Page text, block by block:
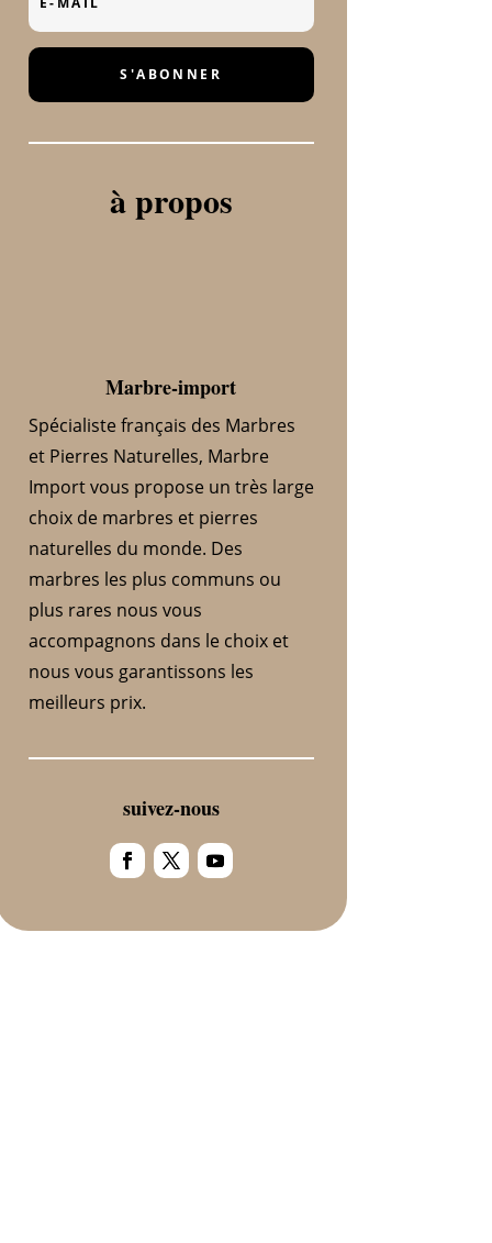
S'ABONNER
à propos
Marbre-import
Spécialiste français des Marbres
et Pierres Naturelles, Marbre
Import vous propose un très large
choix de marbres et pierres
naturelles du monde. Des
marbres les plus communs ou
plus rares nous vous
accompagnons dans le choix et
nous vous garantissons les
meilleurs prix.
suivez-nous